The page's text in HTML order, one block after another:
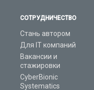
СОТРУДНИЧЕСТВО
Стань автором
Для IT компаний
Вакансии и
стажировки
CyberBionic
Systematics